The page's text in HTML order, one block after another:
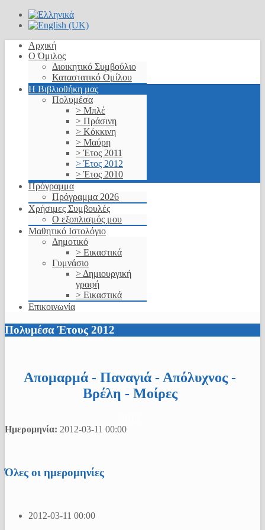
Αρχική
Ο Όμιλος
Διοικητικό Συμβούλιο
Καταστατικό Ομίλου
Η Βιβλιοθήκη μας
Πολυμέσα
> Μπλέ
> Πράσινη
> Κόκκινη
> Μαύρη
> Έτος 2011
> Έτος 2012
> Έτος 2010
Πρόγραμμα
Πρόγραμμα 2026
Χρήσιμες Συμβουλές
Ο εξοπλισμός μου
Μαθητικό Ιστολόγιο
Δημοτικό
> Εικαστικά
Γυμνάσιο
> Δημιουργική
γραφή
> Εικαστικά
Επικοινωνία
Πολυμέσα Έτους 2012
Απομαρμά - Παναγιά - Απόλυχνος -
Βρέλη - Μοίρες
Ημερομηνία: 2012-03-11 00:00
Όλες οι ημερομηνίες
2012-03-11 00:00